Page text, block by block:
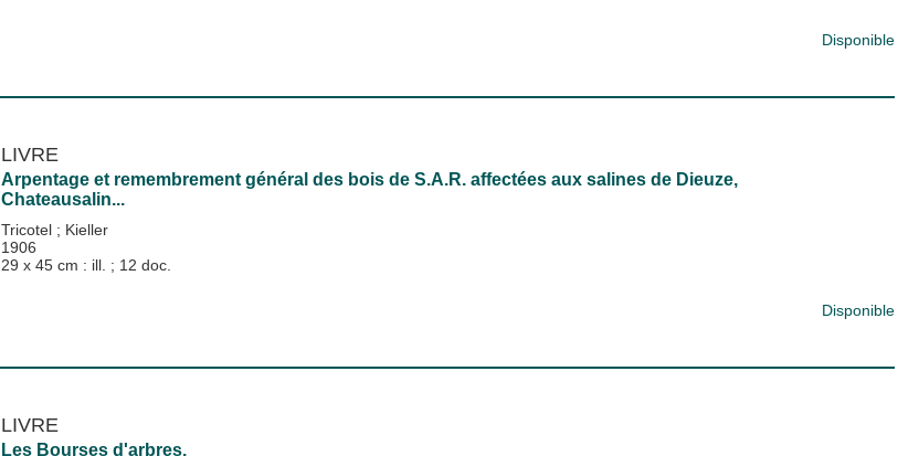
Disponible
LIVRE
Arpentage et remembrement général des bois de S.A.R. affectées aux salines de Dieuze,
Chateausalin...
Tricotel ; Kieller
1906
29 x 45 cm : ill. ; 12 doc.
Disponible
LIVRE
Les Bourses d'arbres.